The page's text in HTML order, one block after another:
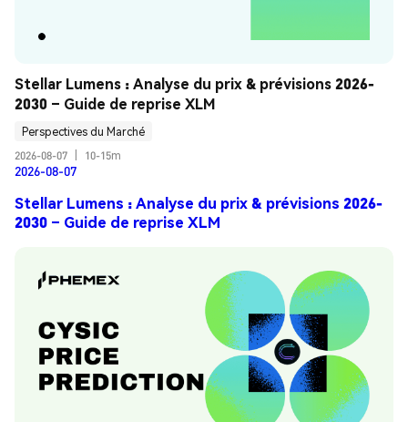
Stellar Lumens : Analyse du prix & prévisions 2026-
2030 – Guide de reprise XLM
Perspectives du Marché
2026-08-07
10-15m
2026-08-07
Stellar Lumens : Analyse du prix & prévisions 2026-
2030 – Guide de reprise XLM